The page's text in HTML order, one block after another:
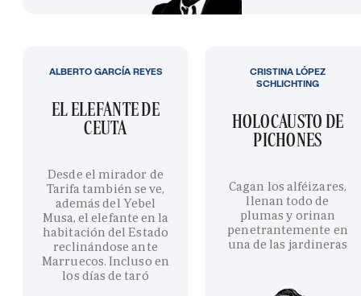
EL ELEFANTE DE
CEUTA
Desde el mirador de
Tarifa también se ve,
además del Yebel
Musa, el elefante en la
habitación del Estado
reclinándose ante
Marruecos. Incluso en
los días de taró
ALBERTO GARCÍA REYES
HOLOCAUSTO DE
PICHONES
Cagan los alféizares,
llenan todo de
plumas y orinan
penetrantemente en
una de las jardineras
CRISTINA LÓPEZ
SCHLICHTING